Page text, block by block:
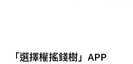
「選擇權搖錢樹」APP